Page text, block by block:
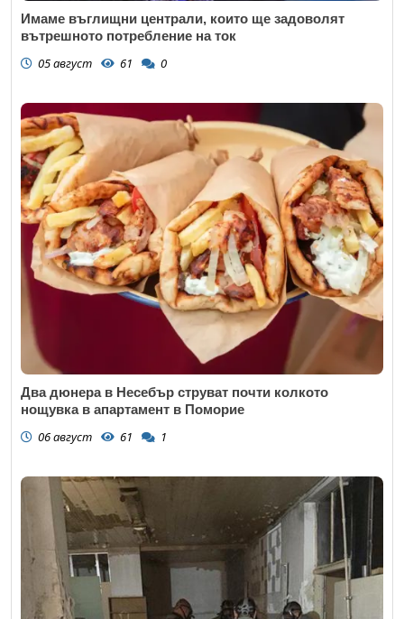
Имаме въглищни централи, които ще задоволят
вътрешното потребление на ток
05 август 61 0
Два дюнера в Несебър струват почти колкото
нощувка в апартамент в Поморие
06 август 61 1